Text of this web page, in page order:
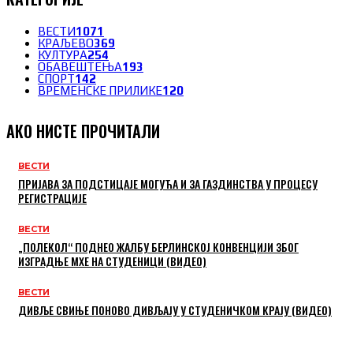
ВЕСТИ1071
КРАЉЕВО369
КУЛТУРА254
ОБАВЕШТЕЊА193
СПОРТ142
ВРЕМЕНСКЕ ПРИЛИКЕ120
АКО НИСТЕ ПРОЧИТАЛИ
ВЕСТИ
ПРИЈАВА ЗА ПОДСТИЦАЈЕ МОГУЋА И ЗА ГАЗДИНСТВА У ПРОЦЕСУ
РЕГИСТРАЦИЈЕ
ВЕСТИ
„ПОЛЕКОЛ“ ПОДНЕО ЖАЛБУ БЕРЛИНСКОЈ КОНВЕНЦИЈИ ЗБОГ
ИЗГРАДЊЕ МХЕ НА СТУДЕНИЦИ (ВИДЕО)
ВЕСТИ
ДИВЉЕ СВИЊЕ ПОНОВО ДИВЉАЈУ У СТУДЕНИЧКОМ КРАЈУ (ВИДЕО)